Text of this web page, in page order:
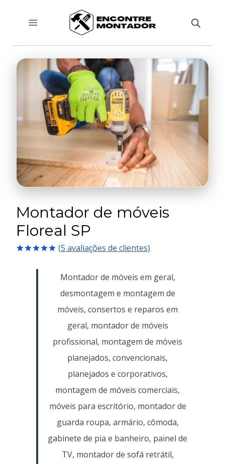
Conteúdo
Montador de móveis
Floreal SP
como5.00
(5 avaliações de clientes)
Montador de móveis em geral,
desmontagem e montagem de
móveis, consertos e reparos em
geral, montador de móveis
profissional, montagem de móveis
planejados, convencionais,
planejados e corporativos,
montagem de móveis comerciais,
móveis para escritório, montador de
guarda roupa, armário, cômoda,
gabinete de pia e banheiro, painel de
TV, montador de sofá retrátil,